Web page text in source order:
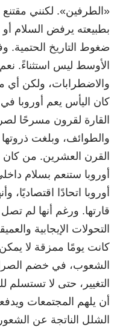
«الطرفين». لكنني
بطبيعته يرفض السلام
ضغوط التاريخ الحتمية.
الأوسط ليس استثناءً.
والاضطرابات، ولكن أي
كان اليأس يعم أوروبا
القارة لقرون مسرحًا
والطوائف، وبلغت
القرن العشرين. من كان
أوروبا ستنعم بسلام
أوروبا اتحادًا
قارتها. ورغم أنها لم
التحولات الإيجابية
كانت يومًا ممزقة لا
الشعوب، في خضم
التغيير، حتى لا
أن يلهم المجتمعات
الشلل الناتجة عن